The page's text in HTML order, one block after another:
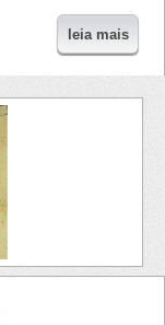
leia mais